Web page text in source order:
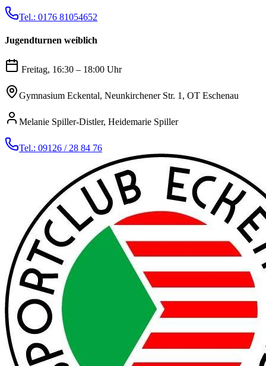
Tel.: 0176 81054652
Jugendturnen weiblich
Freitag, 16:30 – 18:00 Uhr
Gymnasium Eckental, Neunkirchener Str. 1, OT Eschenau
Melanie Spiller-Distler, Heidemarie Spiller
Tel.: 09126 / 28 84 76